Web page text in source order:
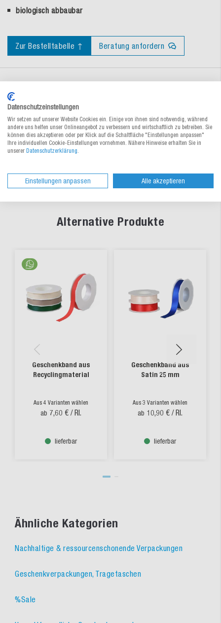
biologisch abbaubar
Zur Bestelltabelle ↑ Beratung anfordern
Service & Tipps
Dokumente
Alternative Produkte
Geschenkband aus
Recyclingmaterial
Aus 4 Varianten wählen
ab 7,60 € / Rl.
lieferbar
Geschenkband aus
Satin 25 mm
Aus 3 Varianten wählen
ab 10,90 € / Rl.
lieferbar
Ähnliche Kategorien
Nachhaltige & ressourcenschonende Verpackungen
Geschenkverpackungen, Tragetaschen
%Sale
Datenschutzeinstellungen
Wir setzen auf unserer Website Cookies ein. Einige von ihnen sind notwendig, während
andere uns helfen unser Onlineangebot zu verbessern und wirtschaftlich zu betreiben. Sie
können dies akzeptieren oder per Klick auf die Schaltfläche "Einstellungen anpassen"
Ihre individuellen Cookie-Einstellungen vornehmen. Nähere Hinweise erhalten Sie in
unserer Datenschutzerklärung
Einstellungen anpassen Alle akzeptieren